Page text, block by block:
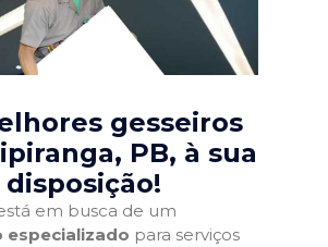
gesseiros
PB, à sua
disposição!
em busca de um
especializado para serviços